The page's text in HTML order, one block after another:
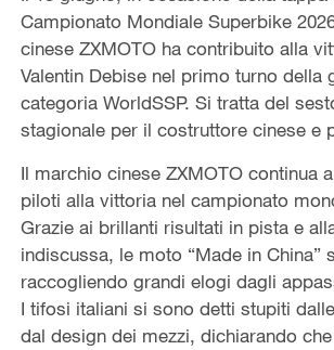
Campionato Mondiale Superbike
cinese ZXMOTO ha contribuito alla
Valentin Debise nel primo turno della
categoria WorldSSP. Si tratta del
stagionale per il costruttore cinese e
Il marchio cinese ZXMOTO continua
piloti alla vittoria nel campionato
Grazie ai brillanti risultati in pista e
indiscussa, le moto “Made in China”
raccogliendo grandi elogi dagli
I tifosi italiani si sono detti stupiti
dal design dei mezzi, dichiarando